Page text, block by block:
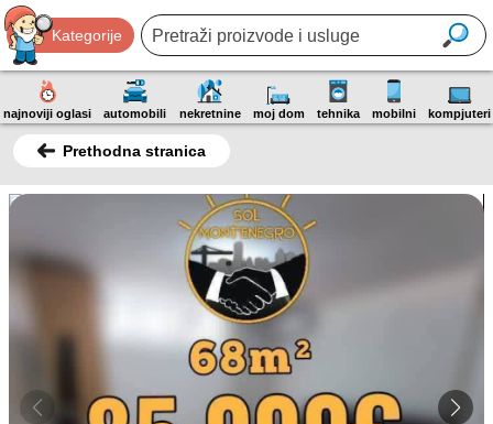
Kategorije
najnoviji oglasi automobili nekretnine moj dom tehnika mobilni kompjuteri
Prethodna stranica